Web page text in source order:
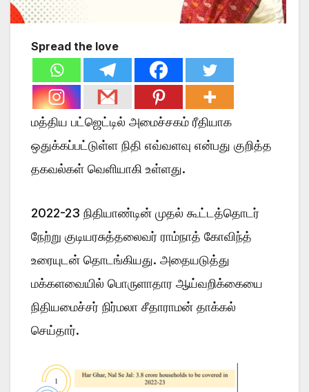
Spread the love
மத்திய பட்ஜெட்டில் அமைச்சகம் ரீதியாக
ஒதுக்கப்பட்டுள்ள நிதி எவ்வளவு என்பது குறித்த
தகவல்கள் வெளியாகி உள்ளது.
2022-23 நிதியாண்டின் முதல் கூட்டத்தொடர்
நேற்று குடியரசுத்தலைவர் ராம்நாத் கோவிந்த்
உரையுடன் தொடங்கியது. அதையடுத்து
மக்களவையில் பொருளாதார ஆய்வறிக்கையை
நிதியமைச்சர் நிர்மலா சீதாராமன் தாக்கல்
செய்தார்.